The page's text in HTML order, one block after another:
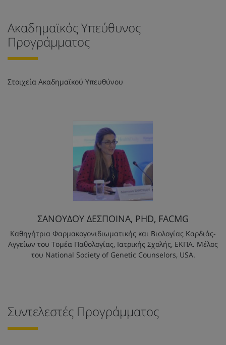
Ακαδημαϊκός Υπεύθυνος
Προγράμματος
Στοιχεία Ακαδημαϊκού Υπευθύνου
ΣΑΝΟΥΔΟΥ ΔΕΣΠΟΙΝΑ, PHD, FACMG
Καθηγήτρια Φαρμακογονιδιωματικής και Βιολογίας Καρδιάς-
Αγγείων του Tομέα Παθολογίας, Ιατρικής Σχολής, ΕΚΠΑ. Μέλος
του National Society of Genetic Counselors, USA.
Συντελεστές Προγράμματος